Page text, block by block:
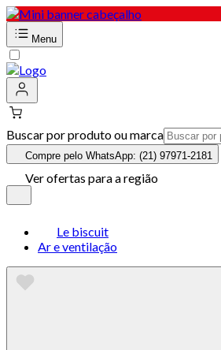
Menu
Buscar por produto ou marca
Compre pelo WhatsApp: (21) 97971-2181
Ver ofertas para a região
Le biscuit
Ar e ventilação